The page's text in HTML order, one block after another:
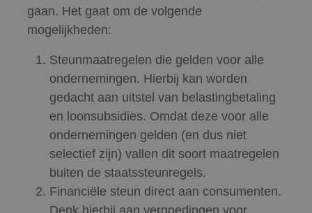
gaan. Het gaat om de volgende
mogelijkheden:
Steunmaatregelen die gelden voor alle
ondernemingen. Hierbij kan worden
gedacht aan uitstel van belastingbetaling
en loonsubsidies. Omdat deze voor alle
ondernemingen gelden (en dus niet
selectief zijn) vallen dit soort maatregelen
buiten de staatssteunregels.
Financiële steun direct aan consumenten.
Denk hierbij aan vergoedingen voor